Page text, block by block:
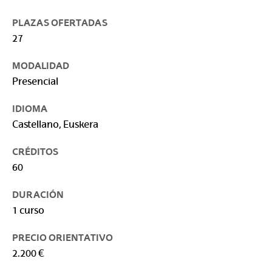
PLAZAS OFERTADAS
27
MODALIDAD
Presencial
IDIOMA
Castellano, Euskera
CRÉDITOS
60
DURACIÓN
1 curso
PRECIO ORIENTATIVO
2.200 €